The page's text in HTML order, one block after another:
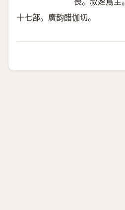
十七部。廣韵醋伽切。